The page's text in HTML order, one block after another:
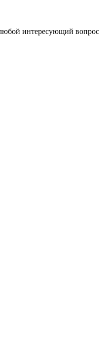
интересующий вопрос